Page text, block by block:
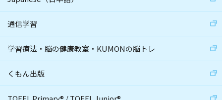
通信学習
学習療法・脳の健康教室・KUMONの脳トレ
くもん出版